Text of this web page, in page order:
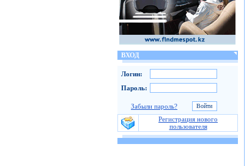
ВХОД
Логин:
Пароль:
Забыли пароль?
Регистрация нового
пользователя